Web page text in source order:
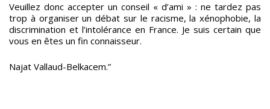
Veuillez donc accepter un conseil « d’ami » : ne tardez pas
trop à organiser un débat sur le racisme, la xénophobie, la
discrimination et l’intolérance en France. Je suis certain que
vous en êtes un fin connaisseur.
Najat Vallaud-Belkacem.”